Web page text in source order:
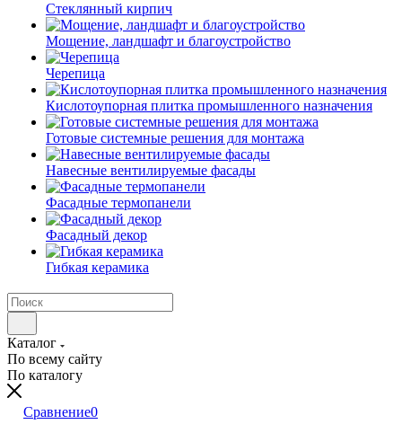
Cтеклянный кирпич
Мощение, ландшафт и благоустройство
Черепица
Кислотоупорная плитка промышленного назначения
Готовые системные решения для монтажа
Навесные вентилируемые фасады
Фасадные термопанели
Фасадный декор
Гибкая керамика
Каталог
По всему сайту
По каталогу
Сравнение0